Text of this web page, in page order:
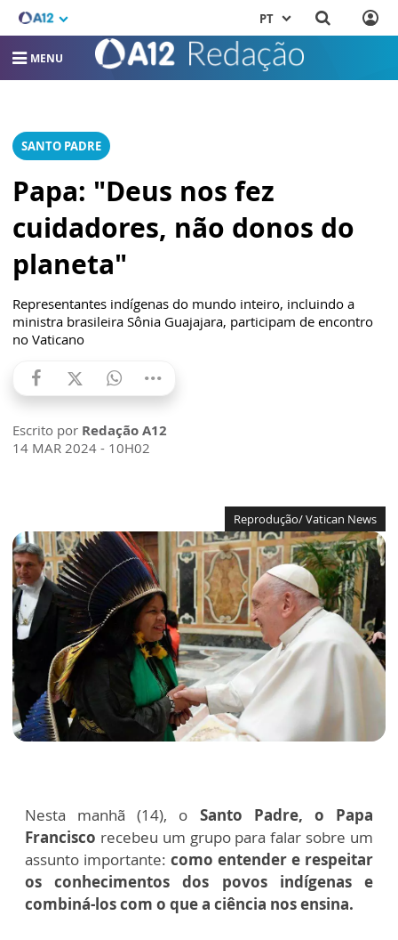
PT
MENU
SANTO PADRE
Papa: "Deus nos fez
cuidadores, não donos do
planeta"
Representantes indígenas do mundo inteiro, incluindo a
ministra brasileira Sônia Guajajara, participam de encontro
no Vaticano
Escrito por Redação A12
14 MAR 2024 - 10H02
Reprodução/ Vatican News
Nesta manhã (14), o Santo Padre, o Papa
Francisco recebeu um grupo para falar sobre um
assunto importante: como entender e respeitar
os conhecimentos dos povos indígenas e
combiná-los com o que a ciência nos ensina.